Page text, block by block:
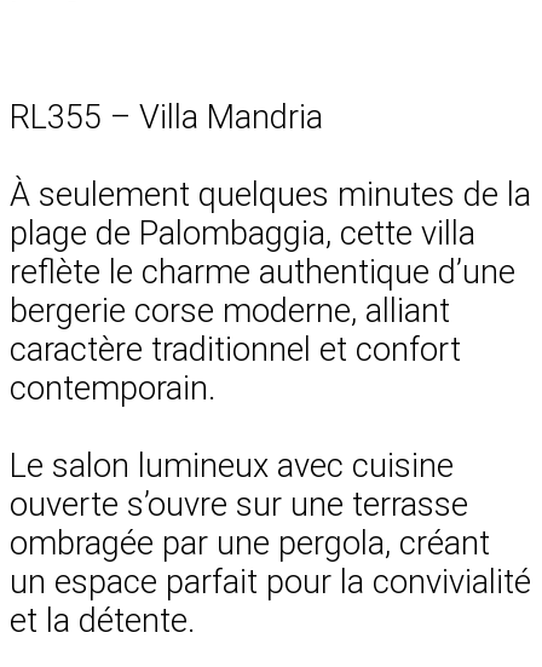
RL355 – Villa Mandria
À seulement quelques minutes de la
plage de Palombaggia, cette villa
reflète le charme authentique d’une
bergerie corse moderne, alliant
caractère traditionnel et confort
contemporain.
Le salon lumineux avec cuisine
ouverte s’ouvre sur une terrasse
ombragée par une pergola, créant
un espace parfait pour la convivialité
et la détente.